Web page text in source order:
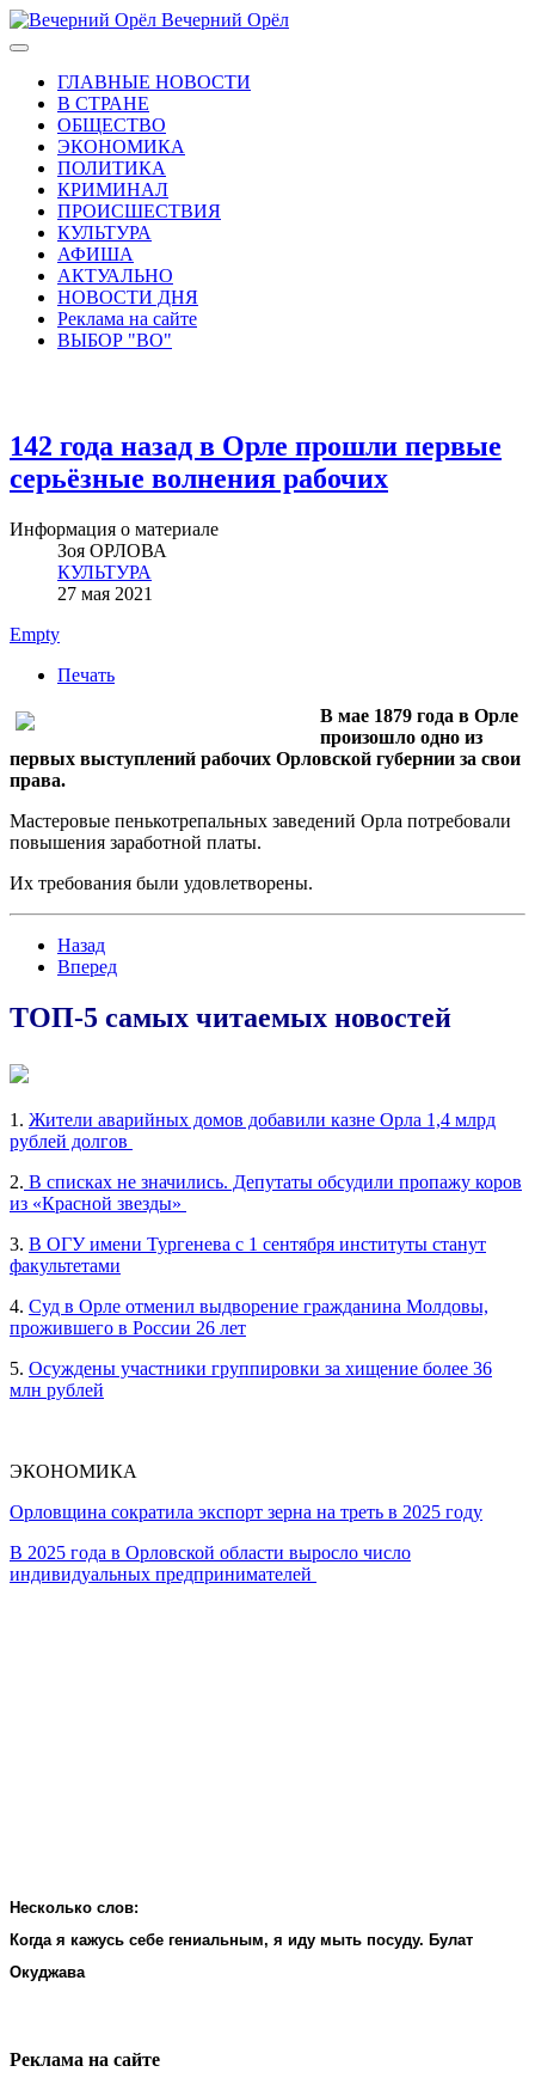
Вечерний Орёл
ГЛАВНЫЕ НОВОСТИ
В СТРАНЕ
ОБЩЕСТВО
ЭКОНОМИКА
ПОЛИТИКА
КРИМИНАЛ
ПРОИСШЕСТВИЯ
КУЛЬТУРА
АФИША
АКТУАЛЬНО
НОВОСТИ ДНЯ
Реклама на сайте
ВЫБОР "ВО"
142 года назад в Орле прошли первые
серьёзные волнения рабочих
Информация о материале
Зоя ОРЛОВА
КУЛЬТУРА
27 мая 2021
Empty
Печать
В мае 1879 года в Орле
произошло одно из
первых выступлений рабочих Орловской губернии за свои
права.
Мастеровые пенькотрепальных заведений Орла потребовали
повышения заработной платы.
Их требования были удовлетворены.
Назад
Вперед
ТОП-5 самых читаемых новостей
1. Жители аварийных домов добавили казне Орла 1,4 млрд
рублей долгов
2. В списках не значились. Депутаты обсудили пропажу коров
из «Красной звезды»
3. В ОГУ имени Тургенева с 1 сентября институты станут
факультетами
4. Суд в Орле отменил выдворение гражданина Молдовы,
прожившего в России 26 лет
5. Осуждены участники группировки за хищение более 36
млн рублей
ЭКОНОМИКА
Орловщина сократила экспорт зерна на треть в 2025 году
В 2025 года в Орловской области выросло число
индивидуальных предпринимателей
Несколько слов:
Когда я кажусь себе гениальным, я иду мыть посуду. Булат
Окуджава
Реклама на cайте